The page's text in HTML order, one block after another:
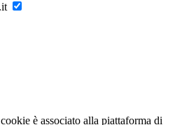
è associato alla piattaforma di